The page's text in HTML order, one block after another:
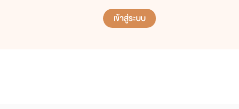
เข้าสู่ระบบ